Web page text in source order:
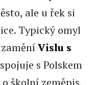
ale u řek si
Typický omyl
Vislu s
s Polskem